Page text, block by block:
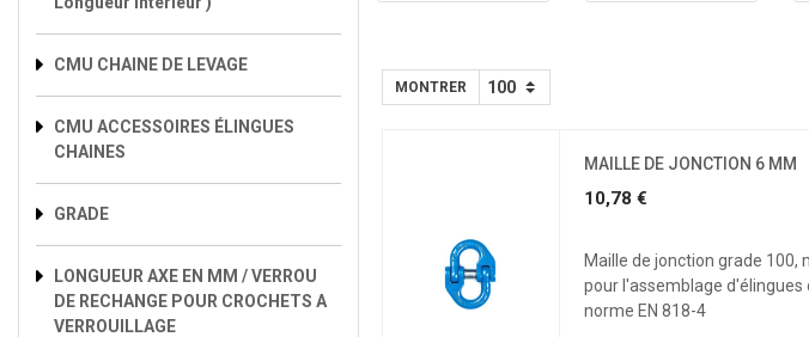
CMU CHAINE DE LEVAGE
CMU ACCESSOIRES ÉLINGUES
CHAINES
GRADE
LONGUEUR AXE EN MM / VERROU
DE RECHANGE POUR CROCHETS A
VERROUILLAGE
MONTRER
MAILLE DE JONCTION 6 MM
10,78 €
Maille de jonction grade 100,
pour l'assemblage d'élingues
norme EN 818-4